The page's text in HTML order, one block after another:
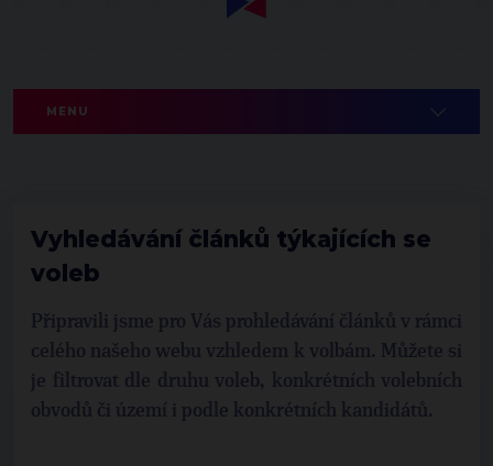
MENU
Vyhledávání článků týkajících se
voleb
Připravili jsme pro Vás prohledávání článků v rámci
celého našeho webu vzhledem k volbám. Můžete si
je filtrovat dle druhu voleb, konkrétních volebních
obvodů či území i podle konkrétních kandidátů.